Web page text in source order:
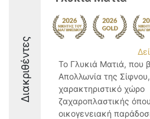
Διακριθέντες
Το Γλυκιά Ματιά, που
Απολλωνία της
χαρακτηριστικό χώρο
ζαχαροπλαστικής
οικογενειακή